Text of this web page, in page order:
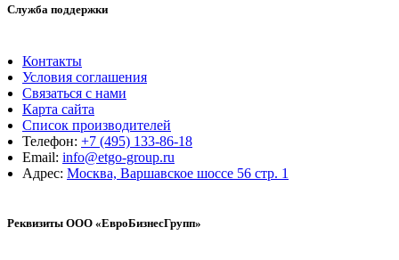
Служба поддержки
Контакты
Условия соглашения
Связаться с нами
Карта сайта
Список производителей
Телефон: +7 (495) 133-86-18
Email: info@etgo-group.ru
Адрес: Москва, Варшавское шоссе 56 стр. 1
Реквизиты ООО «ЕвроБизнесГрупп»